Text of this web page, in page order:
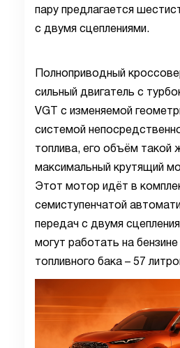
пару предлагается
с двумя сцеплениями.
Полноприводный
сильный двигатель с
VGT с изменяемой
системой
топлива, его объём такой
максимальный крутящий
Этот мотор идёт в
семиступенчатой
передач с двумя
могут работать на
топливного бака – 57